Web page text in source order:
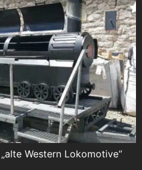
Western Lokomotive“